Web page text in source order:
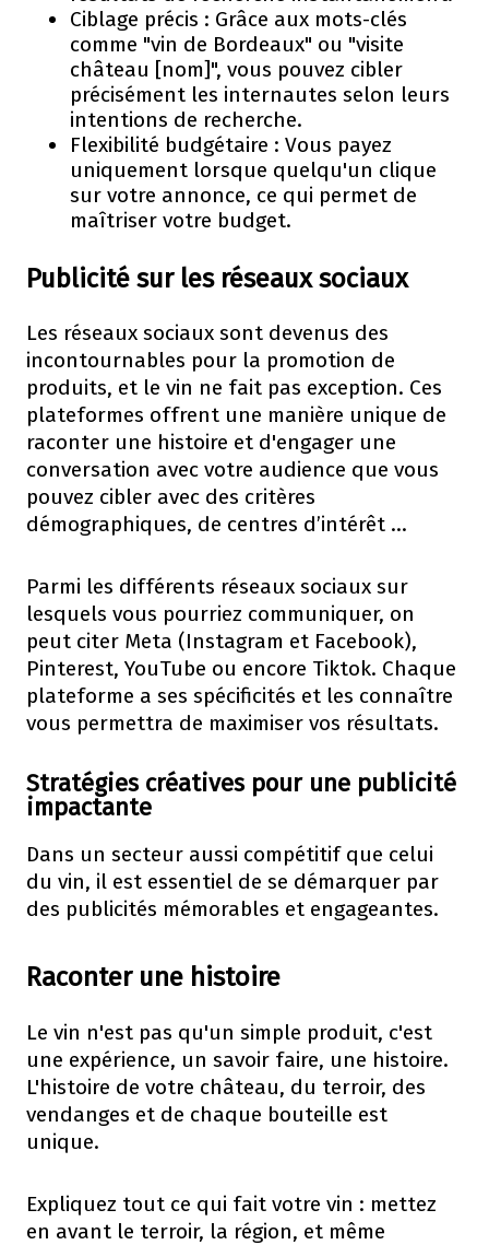
Ciblage précis : Grâce aux mots-clés
comme "vin de Bordeaux" ou "visite
château [nom]", vous pouvez cibler
précisément les internautes selon leurs
intentions de recherche.
Flexibilité budgétaire : Vous payez
uniquement lorsque quelqu'un clique
sur votre annonce, ce qui permet de
maîtriser votre budget.
Publicité sur les réseaux sociaux
Les réseaux sociaux sont devenus des
incontournables pour la promotion de
produits, et le vin ne fait pas exception. Ces
plateformes offrent une manière unique de
raconter une histoire et d'engager une
conversation avec votre audience que vous
pouvez cibler avec des critères
démographiques, de centres d’intérêt …
Parmi les différents réseaux sociaux sur
lesquels vous pourriez communiquer, on
peut citer Meta (Instagram et Facebook),
Pinterest, YouTube ou encore Tiktok. Chaque
plateforme a ses spécificités et les connaître
vous permettra de maximiser vos résultats.
Stratégies créatives pour une publicité
impactante
Dans un secteur aussi compétitif que celui
du vin, il est essentiel de se démarquer par
des publicités mémorables et engageantes.
Raconter une histoire
Le vin n'est pas qu'un simple produit, c'est
une expérience, un savoir faire, une histoire.
L'histoire de votre château, du terroir, des
vendanges et de chaque bouteille est
unique.
Expliquez tout ce qui fait votre vin : mettez
en avant le terroir, la région, et même